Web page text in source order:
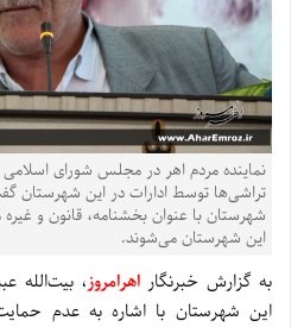
نماینده مردم اهر در مجلس شورای اسلامی
تراشی‌ها توسط ادارات در این شهرستان
شهرستان با عنوان بخشنامه، قانون و
این شهرستان می‌شوند.
به گزارش خبرنگاراهرامروز، بیت‌الله
این شهرستان با اشاره به عدم